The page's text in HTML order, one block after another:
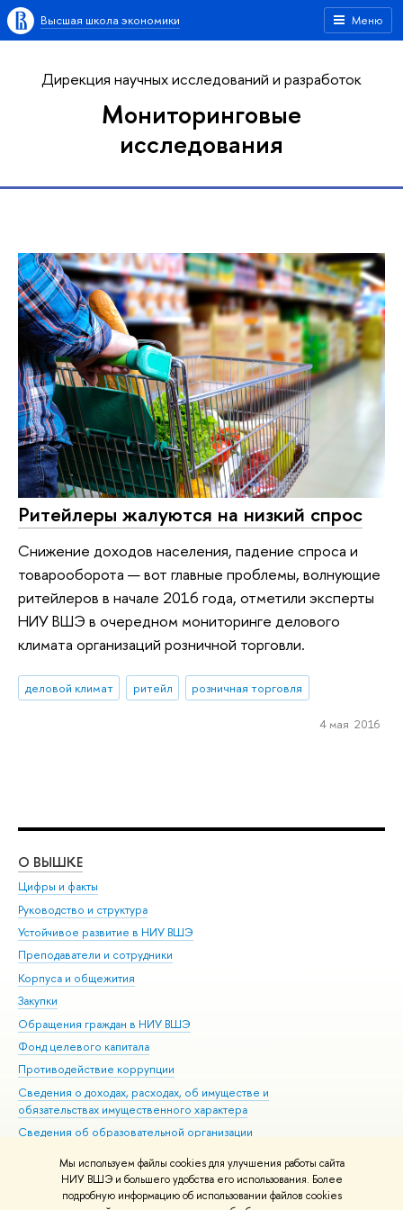
Мы используем файлы cookies для улучшения работы сайта
НИУ ВШЭ и большего удобства его использования. Более
подробную информацию об использовании файлов cookies
Меню
Высшая школа экономики
Дирекция научных исследований и разработок
Мониторинговые
исследования
Ритейлеры жалуются на низкий спрос
Снижение доходов населения, падение спроса и
товарооборота — вот главные проблемы, волнующие
ритейлеров в начале 2016 года, отметили эксперты
НИУ ВШЭ в очередном мониторинге делового
климата организаций розничной торговли.
деловой климат ритейл розничная торговля
4 мая 2016
О ВЫШКЕ
Цифры и факты
Руководство и структура
Устойчивое развитие в НИУ ВШЭ
Преподаватели и сотрудники
Корпуса и общежития
Закупки
Обращения граждан в НИУ ВШЭ
Фонд целевого капитала
Противодействие коррупции
Сведения о доходах, расходах, об имуществе и
обязательствах имущественного характера
Сведения об образовательной организации
Людям с ограниченными возможностями здоровья
Единая платежная страница
Работа в Вышке